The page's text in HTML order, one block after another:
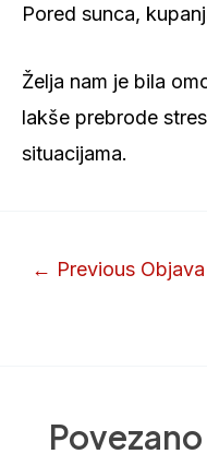
Pored sunca,
Želja nam je bila
lakše prebrode
situacijama.
← Previous Objava
Povezano